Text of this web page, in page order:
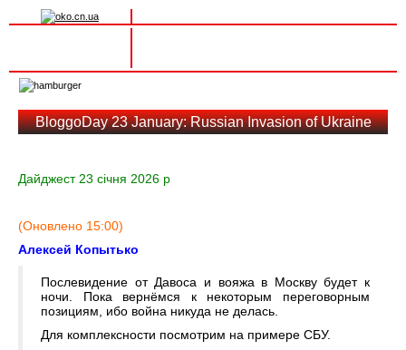
navigation
BloggoDay 23 January: Russian Invasion of Ukraine
Дайджест 23 січня 2026 р
(Оновлено 15:00)
Алексей Копытько
Послевидение от Давоса и вояжа в Москву будет к
ночи. Пока вернёмся к некоторым переговорным
позициям, ибо война никуда не делась.
Для комплексности посмотрим на примере СБУ.